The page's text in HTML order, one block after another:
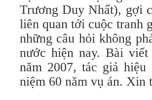
Trương Duy Nhất), gợi
liên quan tới cuộc tranh
những câu hỏi không
nước hiện nay. Bài viết
năm 2007, tác giả
niệm 60 năm vụ án. Xin